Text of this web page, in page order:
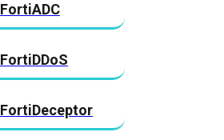
FortiADC
FortiDDoS
FortiDeceptor